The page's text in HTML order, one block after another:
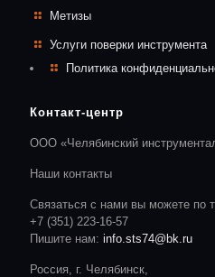
Метизы
Услуги поверки инструмента
Политика
Контакт-центр
ООО «Челябинский
Наши контакты
Связаться с нами вы можете по
+7 (351) 223-16-57
Пишите нам: info.sts74@bk.ru
Россия, г. Челябинск,